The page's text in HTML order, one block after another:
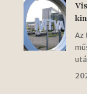
Az